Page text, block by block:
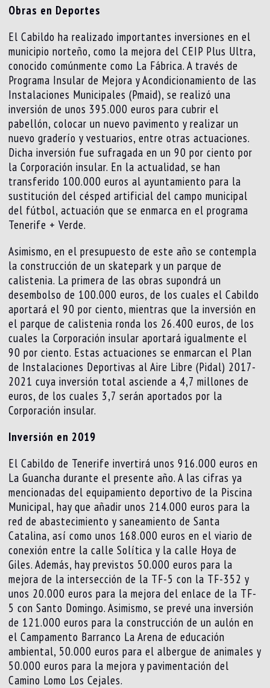
Obras en Deportes
El Cabildo ha realizado importantes inversiones en el
municipio norteño, como la mejora del CEIP Plus Ultra,
conocido comúnmente como La Fábrica. A través de
Programa Insular de Mejora y Acondicionamiento de las
Instalaciones Municipales (Pmaid), se realizó una
inversión de unos 395.000 euros para cubrir el
pabellón, colocar un nuevo pavimento y realizar un
nuevo graderío y vestuarios, entre otras actuaciones.
Dicha inversión fue sufragada en un 90 por ciento por
la Corporación insular. En la actualidad, se han
transferido 100.000 euros al ayuntamiento para la
sustitución del césped artificial del campo municipal
del fútbol, actuación que se enmarca en el programa
Tenerife + Verde.
Asimismo, en el presupuesto de este año se contempla
la construcción de un skatepark y un parque de
calistenia. La primera de las obras supondrá un
desembolso de 100.000 euros, de los cuales el Cabildo
aportará el 90 por ciento, mientras que la inversión en
el parque de calistenia ronda los 26.400 euros, de los
cuales la Corporación insular aportará igualmente el
90 por ciento. Estas actuaciones se enmarcan el Plan
de Instalaciones Deportivas al Aire Libre (Pidal) 2017-
2021 cuya inversión total asciende a 4,7 millones de
euros, de los cuales 3,7 serán aportados por la
Corporación insular.
Inversión en 2019
El Cabildo de Tenerife invertirá unos 916.000 euros en
La Guancha durante el presente año. A las cifras ya
mencionadas del equipamiento deportivo de la Piscina
Municipal, hay que añadir unos 214.000 euros para la
red de abastecimiento y saneamiento de Santa
Catalina, así como unos 168.000 euros en el viario de
conexión entre la calle Solítica y la calle Hoya de
Giles. Además, hay previstos 50.000 euros para la
mejora de la intersección de la TF-5 con la TF-352 y
unos 20.000 euros para la mejora del enlace de la TF-
5 con Santo Domingo. Asimismo, se prevé una inversión
de 121.000 euros para la construcción de un aulón en
el Campamento Barranco La Arena de educación
ambiental, 50.000 euros para el albergue de animales y
50.000 euros para la mejora y pavimentación del
Camino Lomo Los Cejales.